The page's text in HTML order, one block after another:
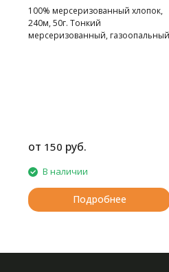
100% мерсеризованный хлопок,
240м, 50г. Тонкий
мерсеризованный, газоопальный
от 150 руб.
В наличии
Подробнее